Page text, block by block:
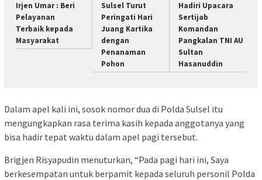
Irjen Umar : Beri
Pelayanan
Terbaik kepada
Masyarakat
Sulsel Turut
Peringati Hari
Juang Kartika
dengan
Penanaman
Pohon
Hadiri Upacara
Sertijab
Komandan
Pangkalan TNI AU
Sultan
Hasanuddin
Dalam apel kali ini, sosok nomor dua di Polda Sulsel itu
mengungkapkan rasa terima kasih kepada anggotanya yang
bisa hadir tepat waktu dalam apel pagi tersebut.
Brigjen Risyapudin menuturkan, “Pada pagi hari ini, Saya
berkesempatan untuk berpamit kepada seluruh personil Polda